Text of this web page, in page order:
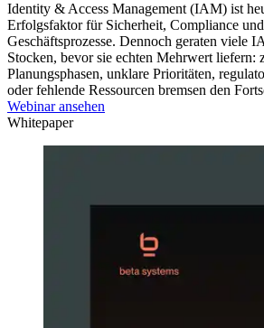
Identity & Access Management (IAM) ist
Erfolgsfaktor für Sicherheit, Compliance
Geschäftsprozesse. Dennoch geraten viele
Stocken, bevor sie echten Mehrwert liefern:
Planungsphasen, unklare Prioritäten,
oder fehlende Ressourcen bremsen den
Webinar ansehen
Whitepaper